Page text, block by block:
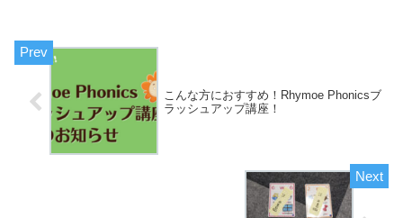
こんな方におすすめ！Rhymoe Phonicsブ
ラッシュアップ講座！